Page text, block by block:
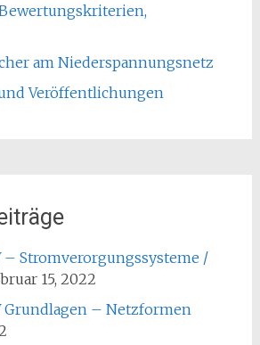
am Niederspannungsnetz
Veröffentlichungen
– Stromverorgungssysteme /
15, 2022
Grundlagen – Netzformen